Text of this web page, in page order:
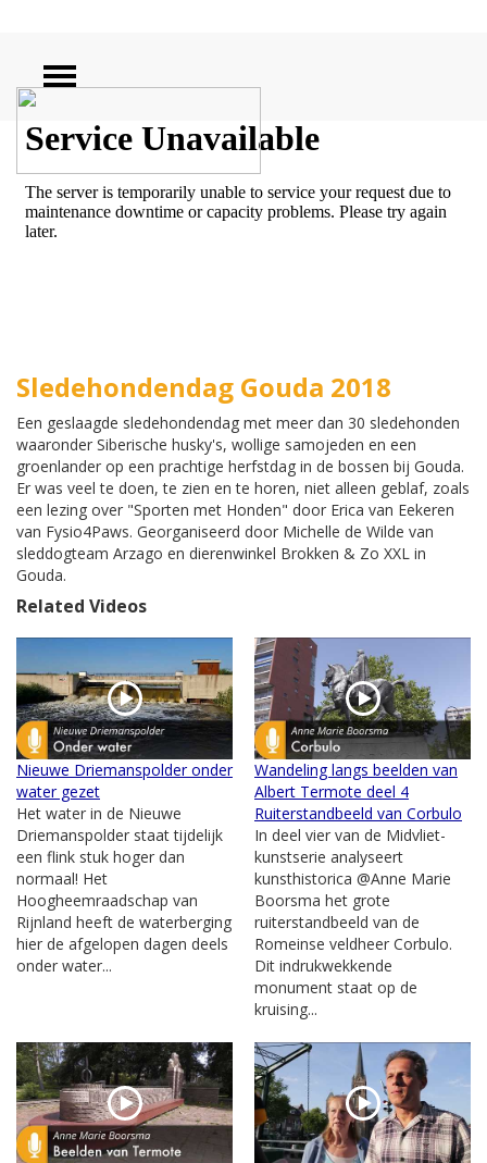
ZOEKEN
Sledehondendag Gouda 2018
Een geslaagde sledehondendag met meer dan 30 sledehonden
waaronder Siberische husky's, wollige samojeden en een
groenlander op een prachtige herfstdag in de bossen bij Gouda.
Er was veel te doen, te zien en te horen, niet alleen geblaf, zoals
een lezing over "Sporten met Honden" door Erica van Eekeren
van Fysio4Paws. Georganiseerd door Michelle de Wilde van
sleddogteam Arzago en dierenwinkel Brokken & Zo XXL in
Gouda.
Related Videos
Nieuwe Driemanspolder onder
water gezet
Het water in de Nieuwe
Driemanspolder staat tijdelijk
een flink stuk hoger dan
normaal! Het
Hoogheemraadschap van
Rijnland heeft de waterberging
hier de afgelopen dagen deels
onder water...
Wandeling langs beelden van
Albert Termote deel 4
Ruiterstandbeeld van Corbulo
In deel vier van de Midvliet-
kunstserie analyseert
kunsthistorica @Anne Marie
Boorsma het grote
ruiterstandbeeld van de
Romeinse veldheer Corbulo.
Dit indrukwekkende
monument staat op de
kruising...